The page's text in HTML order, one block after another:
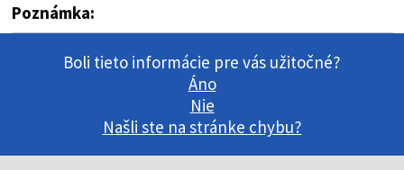
Poznámka:
Boli tieto informácie pre vás užitočné?
Áno
Nie
Našli ste na stránke chybu?